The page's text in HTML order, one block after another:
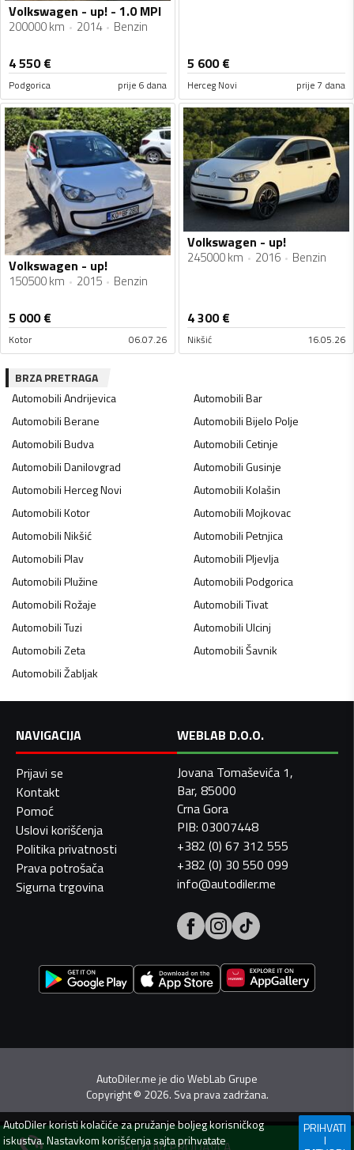
Volkswagen - up! - 1.0 MPI
200000 km 2014 Benzin
4 550€
Podgorica prije 6 dana
5 600€
Herceg Novi prije 7 dana
Volkswagen - up!
150500 km 2015 Benzin
5 000€
Kotor 06.07.26
Volkswagen - up!
245000 km 2016 Benzin
4 300€
Nikšić 16.05.26
BRZA PRETRAGA
AutomobiliAndrijevica AutomobiliBar
AutomobiliBerane AutomobiliBijelo Polje
AutomobiliBudva AutomobiliCetinje
AutomobiliDanilovgrad AutomobiliGusinje
AutomobiliHerceg Novi AutomobiliKolašin
AutomobiliKotor AutomobiliMojkovac
AutomobiliNikšić AutomobiliPetnjica
AutomobiliPlav AutomobiliPljevlja
AutomobiliPlužine AutomobiliPodgorica
AutomobiliRožaje AutomobiliTivat
AutomobiliTuzi AutomobiliUlcinj
AutomobiliZeta AutomobiliŠavnik
AutomobiliŽabljak
NAVIGACIJA
Prijavi se
Kontakt
Pomoć
Uslovi korišćenja
Politika privatnosti
Prava potrošača
Sigurna trgovina
WEBLAB D.O.O.
Jovana Tomaševića 1,
Bar, 85000
Crna Gora
PIB: 03007448
+382 (0) 67 312 555
+382 (0) 30 550 099
info@autodiler.me
AutoDiler.me je dioWebLab Grupe
Copyright© 2026. Sva prava zadržana.
AutoDilerkoristi kolačiće za pružanje boljeg korisničkog
iskustva. Nastavkom korišćenja sajta prihvatate
PRIHVATI
I